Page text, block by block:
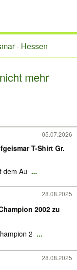
- Hessen
mehr
05.07.2026
T-Shirt Gr.
dem Au ...
28.08.2025
2002 zu
2 ...
28.08.2025